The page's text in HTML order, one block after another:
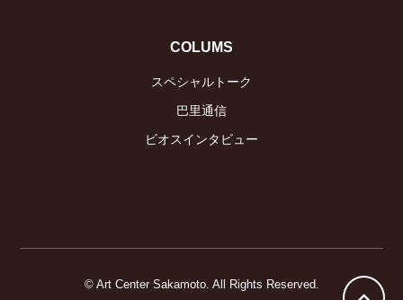
COLUMS
スペシャルトーク
巴里通信
ビオスインタビュー
© Art Center Sakamoto. All Rights Reserved.